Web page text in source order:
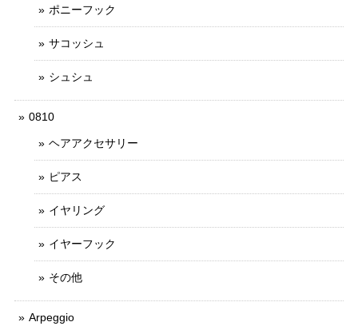
ポニーフック
サコッシュ
シュシュ
0810
ヘアアクセサリー
ピアス
イヤリング
イヤーフック
その他
Arpeggio